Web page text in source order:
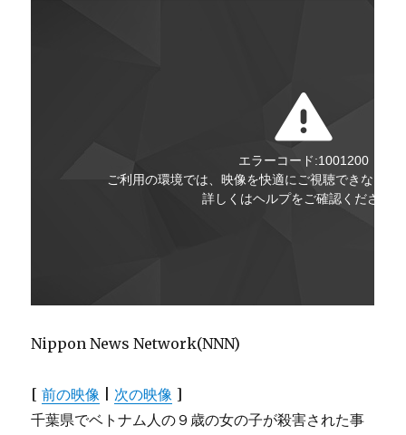
Nippon News Network(NNN)
[前の映像 次の映像 ]
千葉県でベトナム人の９歳の女の子が殺害された事